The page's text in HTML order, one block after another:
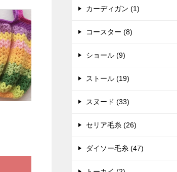
カーディガン (1)
コースター (8)
ショール (9)
ストール (19)
スヌード (33)
セリア毛糸 (26)
ダイソー毛糸 (47)